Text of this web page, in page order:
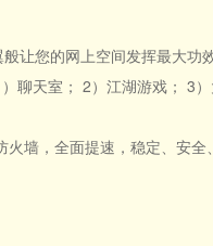
让您的网上空间发挥最大功
聊天室； 2）江湖游戏； 3
墙，全面提速，稳定、安